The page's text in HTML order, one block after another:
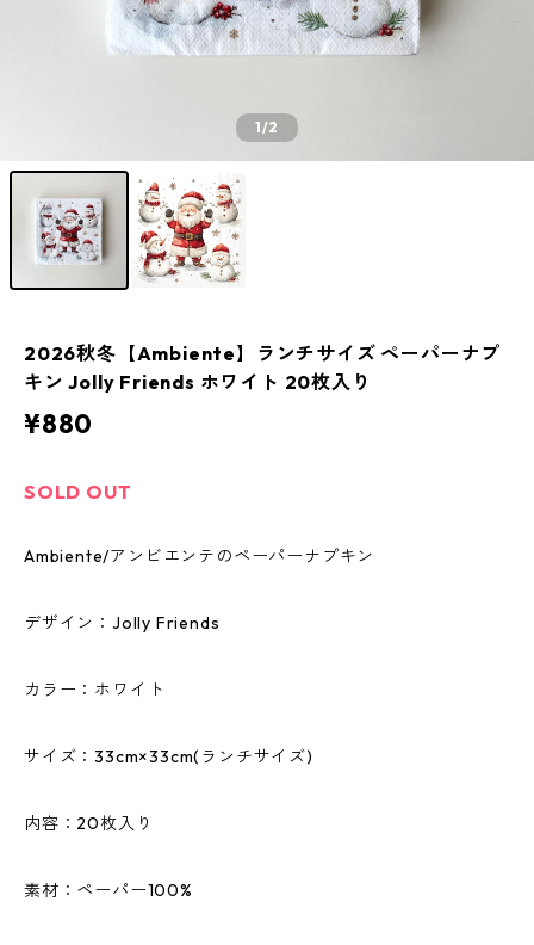
1/2
2026秋冬【Ambiente】ランチサイズ ペーパーナプ
キン Jolly Friends ホワイト 20枚入り
¥880
SOLD OUT
Ambiente/アンビエンテのペーパーナプキン
デザイン：Jolly Friends
カラー：ホワイト
サイズ：33cm×33cm(ランチサイズ)
内容：20枚入り
素材：ペーパー100%